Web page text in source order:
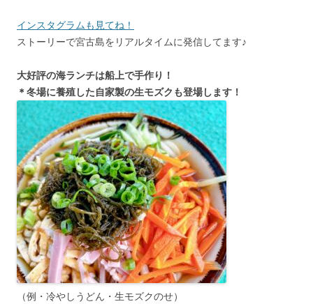
インスタグラムも見てね！
ストーリーで宮古島をリアルタイムに発信してます♪
大好評の海ランチは船上で手作り！
＊冬場に養殖した自家製の生モズクも登場します！
（例・冷やしうどん・生モズクのせ）